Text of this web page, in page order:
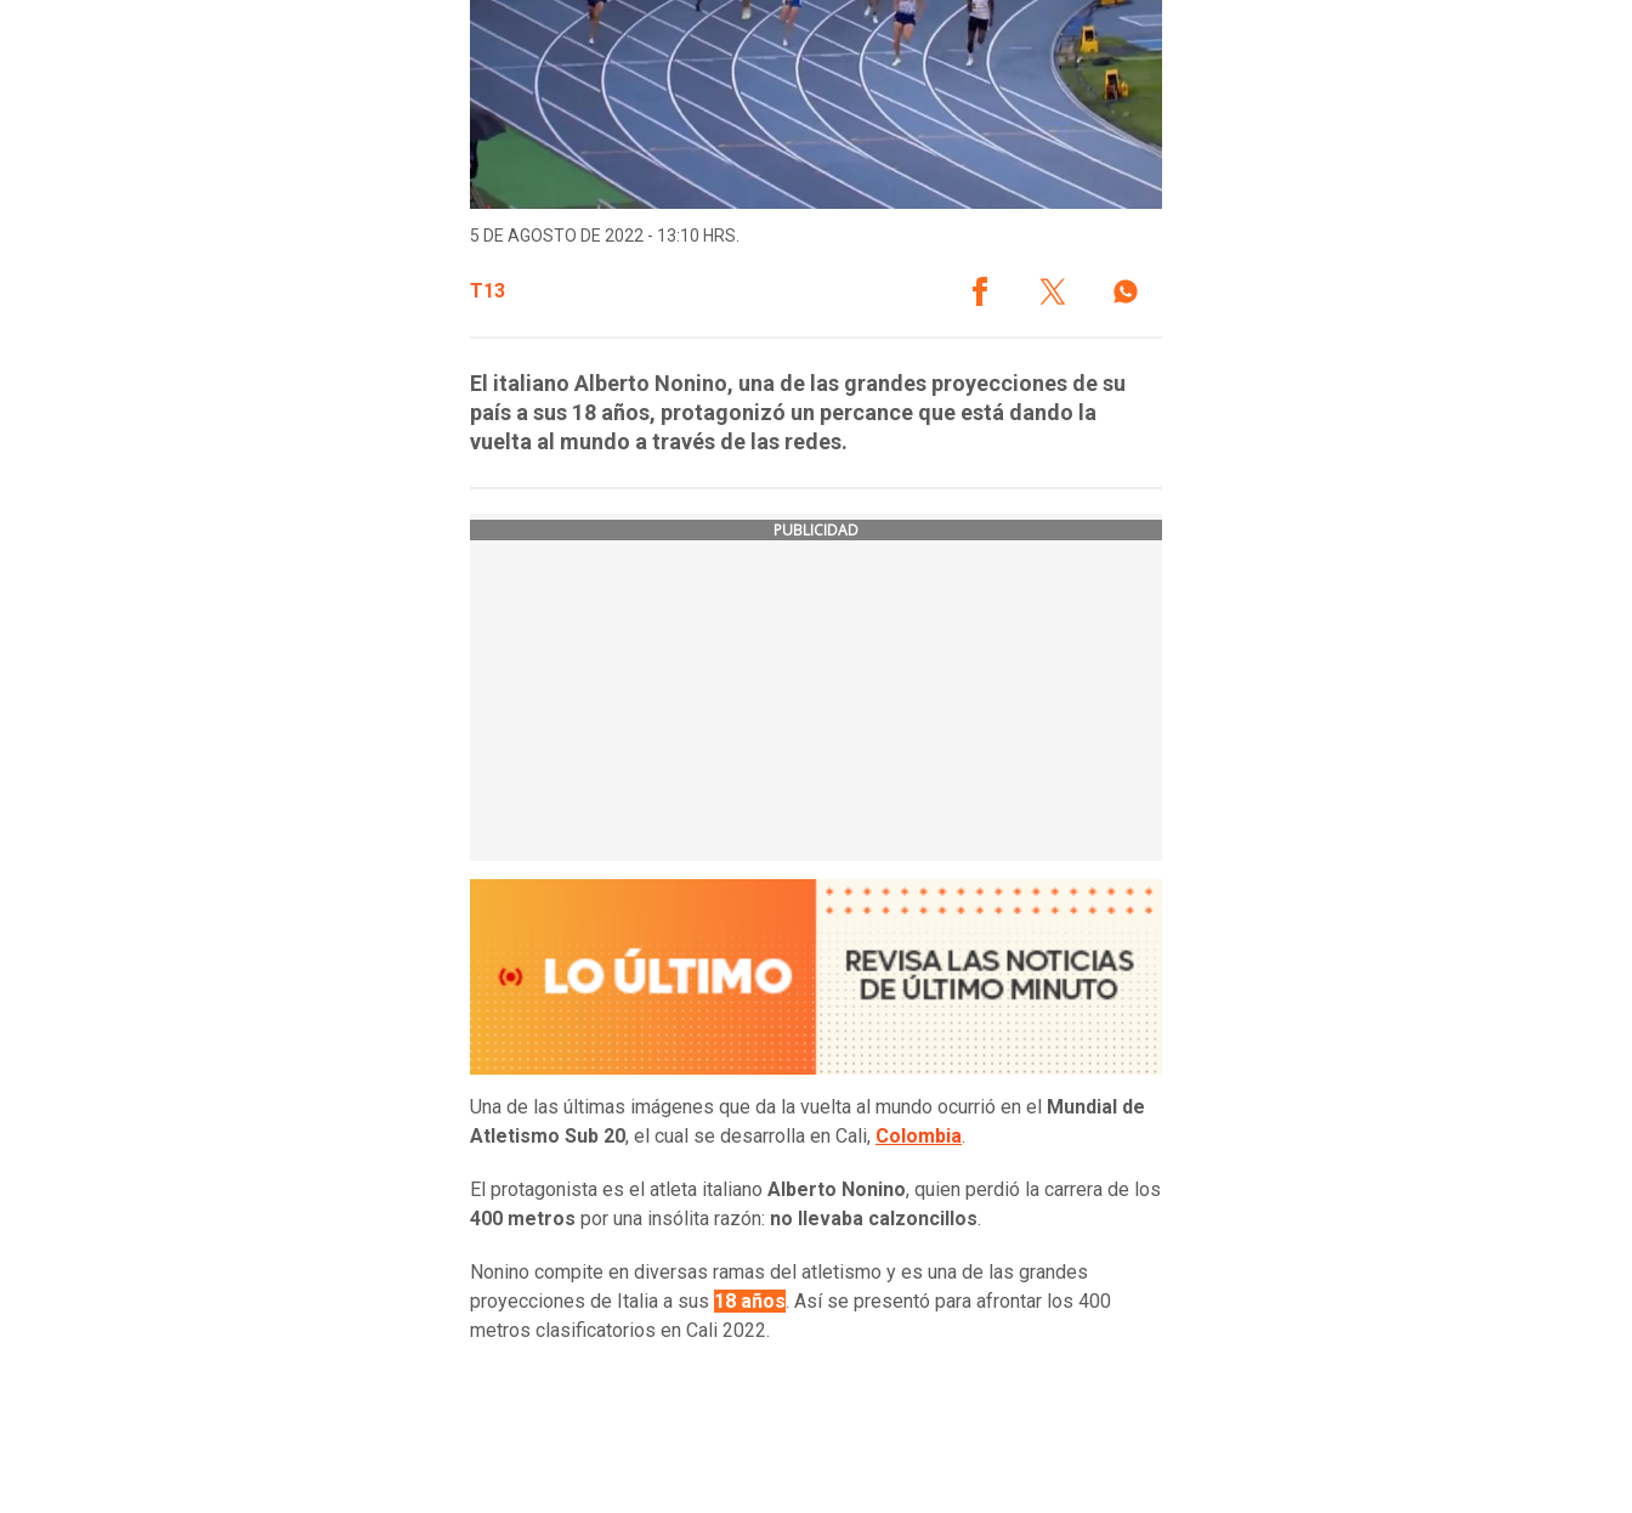
5 DE AGOSTO DE 2022 - 13:10 HRS.
T13
El italiano Alberto Nonino, una de las grandes proyecciones de su
país a sus 18 años, protagonizó un percance que está dando la
vuelta al mundo a través de las redes.
PUBLICIDAD
Una de las últimas imágenes que da la vuelta al mundo ocurrió en el
Mundial de
Atletismo Sub 20, el cual se desarrolla en Cali, Colombia.
El protagonista es el atleta italiano Alberto Nonino, quien perdió la carrera de los
400 metros por una insólita razón: no llevaba calzoncillos.
Nonino compite en diversas ramas del atletismo y es una de las grandes
proyecciones de Italia a sus 18 años. Así se presentó para afrontar los 400
metros clasificatorios en Cali 2022.